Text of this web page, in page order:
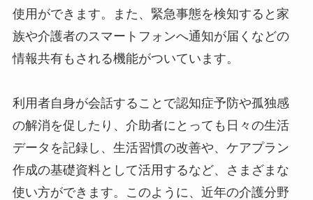
使用ができます。また、緊急事態を検知すると家
族や介護者のスマートフォンへ通知が届くなどの
情報共有もされる機能がついています。
利用者自身が会話することで認知症予防や孤独感
の解消を促したり、介助者にとっても日々の生活
データを記録し、生活習慣の改善や、ケアプラン
作成の基礎資料として活用するなど、さまざまな
使い方ができます。このように、近年の介護分野